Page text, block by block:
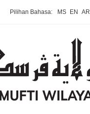
Pilihan Bahasa: MS EN AR